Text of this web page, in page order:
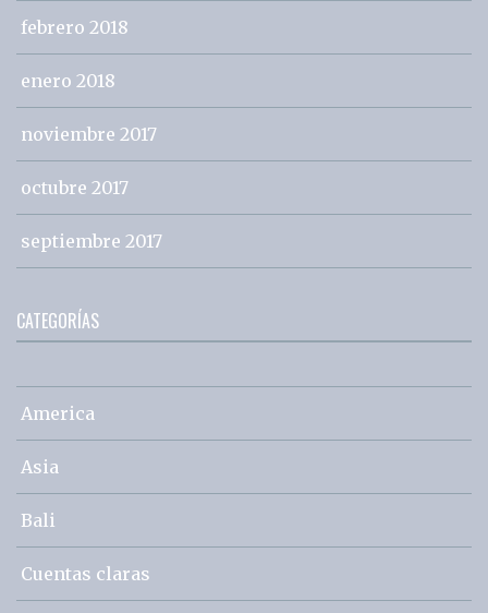
febrero 2018
enero 2018
noviembre 2017
octubre 2017
septiembre 2017
CATEGORÍAS
America
Asia
Bali
Cuentas claras